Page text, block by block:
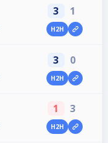
3 1
H2H
3 0
H2H
1 3
H2H